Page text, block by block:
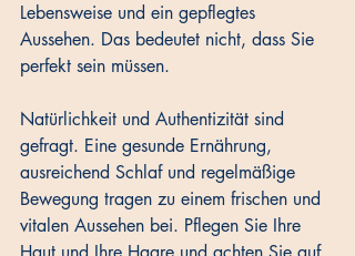
Lebensweise und ein gepflegtes
Aussehen. Das bedeutet nicht, dass Sie
perfekt sein müssen.
Natürlichkeit und Authentizität sind
gefragt. Eine gesunde Ernährung,
ausreichend Schlaf und regelmäßige
Bewegung tragen zu einem frischen und
vitalen Aussehen bei. Pflegen Sie Ihre